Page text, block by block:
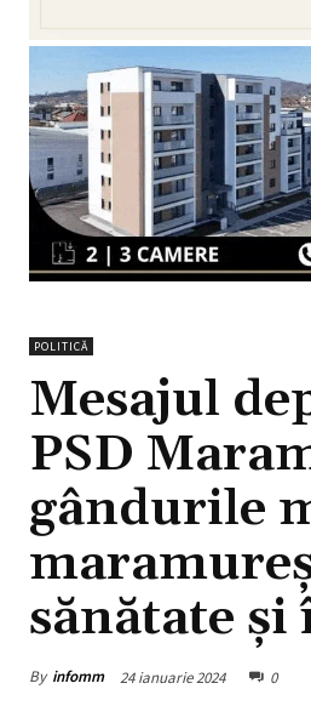
POLITICĂ
Mesajul
PSD
gândurile
sănătate
By infomm 24 ianuarie 2024 0